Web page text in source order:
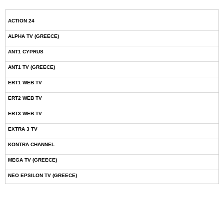
ACTION 24
ALPHA TV (GREECE)
ANT1 CYPRUS
ANT1 TV (GREECE)
ERT1 WEB TV
ERT2 WEB TV
ERT3 WEB TV
EXTRA 3 TV
KONTRA CHANNEL
MEGA TV (GREECE)
NEO EPSILON TV (GREECE)